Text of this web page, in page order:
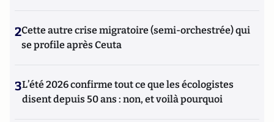
2Cette autre crise migratoire (semi-orchestrée) qui
se profile après Ceuta
3L’été 2026 confirme tout ce que les écologistes
disent depuis 50 ans : non, et voilà pourquoi